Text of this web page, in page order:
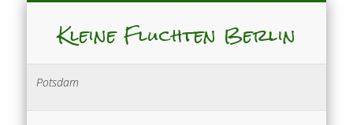
Kleine Fluchten Berlin
Potsdam